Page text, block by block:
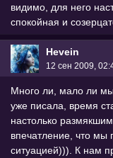
видимо, для него
спокойная и
Hevein
12 сен 2009,
Много ли, мало ли
уже писала, время
настолько
впечатление, что мы
ситуацией))). К нам